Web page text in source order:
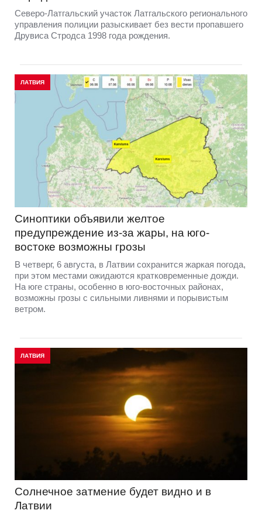
Северо-Латгальский участок Латгальского регионального
управления полиции разыскивает без вести пропавшего
Друвиса Стродса 1998 года рождения.
ЛАТВИЯ
Синоптики объявили желтое
предупреждение из-за жары, на юго-
востоке возможны грозы
В четверг, 6 августа, в Латвии сохранится жаркая погода,
при этом местами ожидаются кратковременные дожди.
На юге страны, особенно в юго-восточных районах,
возможны грозы с сильными ливнями и порывистым
ветром.
ЛАТВИЯ
Солнечное затмение будет видно и в
Латвии